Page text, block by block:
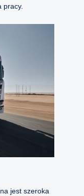
pracy.
jest szeroka